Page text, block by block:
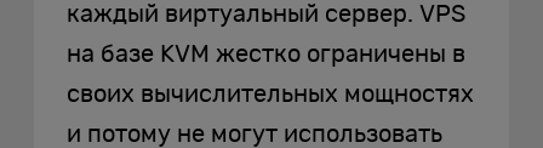
каждый виртуальный сервер. VPS
на базе KVM жестко ограничены в
своих вычислительных мощностях
и потому не могут использовать